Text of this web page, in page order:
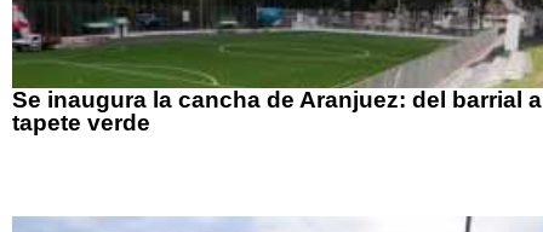
Se inaugura la cancha de Aranjuez: del barrial
tapete verde